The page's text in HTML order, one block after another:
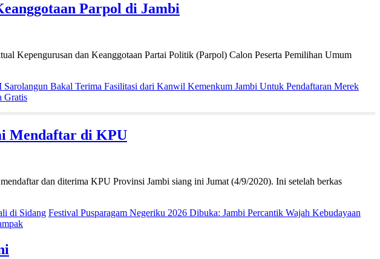
Parpol di Jambi
Kepengurusan dan Keanggotaan Partai Politik (Parpol) Calon Peserta Pemilihan Umum
Bakal Terima Fasilitasi dari Kanwil Kemenkum Jambi Untuk Pendaftaran Merek
Gratis
Mendaftar di KPU
dan diterima KPU Provinsi Jambi siang ini Jumat (4/9/2020). Ini setelah berkas
di Sidang Festival Pusparagam Negeriku 2026 Dibuka: Jambi Percantik Wajah Kebudayaan